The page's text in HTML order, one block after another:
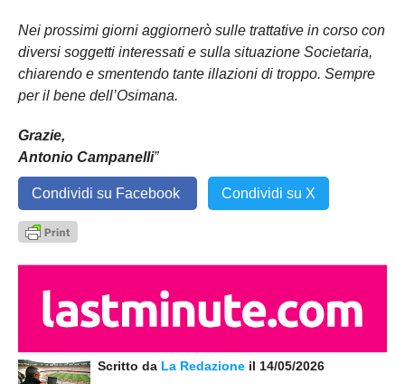
Nei prossimi giorni aggiornerò sulle trattative in corso con
diversi soggetti interessati e sulla situazione Societaria,
chiarendo e smentendo tante illazioni di troppo. Sempre
per il bene dell’Osimana.
Grazie,
Antonio Campanelli”
Condividi su Facebook Condividi su X
Scritto da La Redazione il 14/05/2026